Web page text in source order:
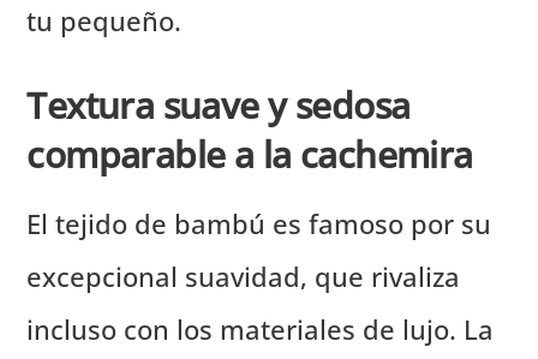
tu pequeño.
Textura suave y sedosa
comparable a la cachemira
El tejido de bambú es famoso por su
excepcional suavidad, que rivaliza
incluso con los materiales de lujo. La